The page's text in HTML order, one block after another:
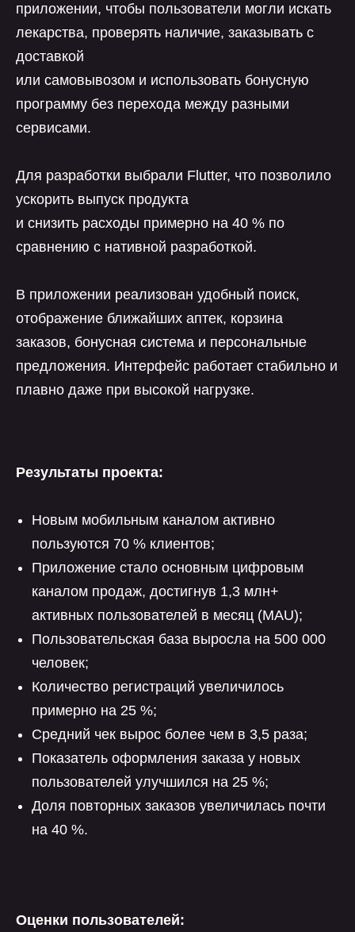
приложении, чтобы пользователи могли искать
лекарства, проверять наличие, заказывать с
доставкой
или самовывозом и использовать бонусную
программу без перехода между разными
сервисами.
Для разработки выбрали Flutter, что позволило
ускорить выпуск продукта
и снизить расходы примерно на 40 % по
сравнению с нативной разработкой.
В приложении реализован удобный поиск,
отображение ближайших аптек, корзина
заказов, бонусная система и персональные
предложения. Интерфейс работает стабильно и
плавно даже при высокой нагрузке.
Результаты проекта:
Новым мобильным каналом активно
пользуются 70 % клиентов;
Приложение стало основным цифровым
каналом продаж, достигнув 1,3 млн+
активных пользователей в месяц (MAU);
Пользовательская база выросла на 500 000
человек;
Количество регистраций увеличилось
примерно на 25 %;
Средний чек вырос более чем в 3,5 раза;
Показатель оформления заказа у новых
пользователей улучшился на 25 %;
Доля повторных заказов увеличилась почти
на 40 %.
Оценки пользователей: